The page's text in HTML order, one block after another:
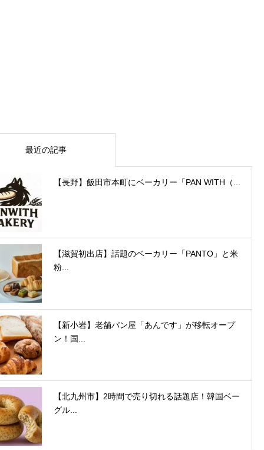
最近の記事
【長野】飯田市本町にベーカリー「PAN WITH（...
【滋賀初出店】話題のベーカリー「PANTO」と米
粉...
【新小岩】老舗パン屋「あんです」が移転オープ
ン！国...
【北九州市】2時間で売り切れる話題店！韓国ベー
グル...